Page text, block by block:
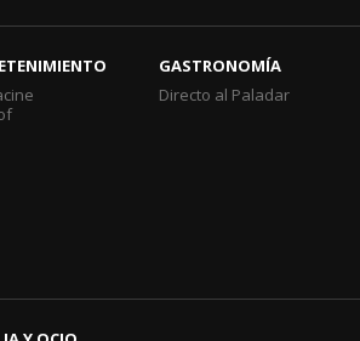
GASTRONOMÍA
Directo al Paladar